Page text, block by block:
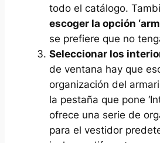
todo el catálogo.
escoger la opción
se prefiere que no
Seleccionar los
de ventana hay que
organización del
la pestaña que pone
ofrece una serie de
para el vestidor